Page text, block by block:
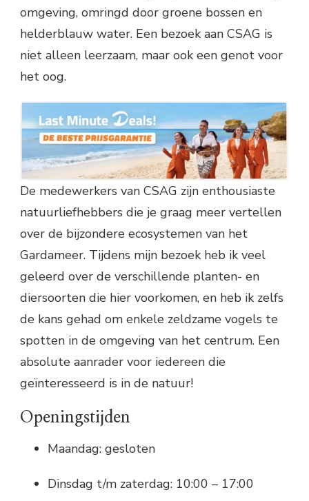
omgeving, omringd door groene bossen en
helderblauw water. Een bezoek aan CSAG is
niet alleen leerzaam, maar ook een genot voor
het oog.
De medewerkers van CSAG zijn enthousiaste
natuurliefhebbers die je graag meer vertellen
over de bijzondere ecosystemen van het
Gardameer. Tijdens mijn bezoek heb ik veel
geleerd over de verschillende planten- en
diersoorten die hier voorkomen, en heb ik zelfs
de kans gehad om enkele zeldzame vogels te
spotten in de omgeving van het centrum. Een
absolute aanrader voor iedereen die
geïnteresseerd is in de natuur!
Openingstijden
Maandag: gesloten
Dinsdag t/m zaterdag: 10:00 – 17:00